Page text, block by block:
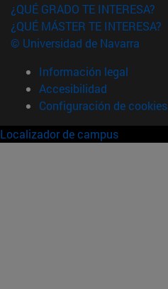
¿QUÉ GRADO TE INTERESA?
¿QUÉ MÁSTER TE INTERESA?
© Universidad de Navarra
Información legal
Accesibilidad
Configuración de cookies
Localizador de campus